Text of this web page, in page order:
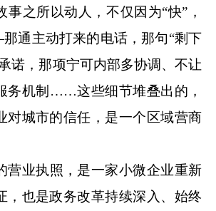
事之所以动人，不仅因为“快”，
通主动打来的电话，那句“剩下
诺，那项宁可内部多协调、不让
务机制 ……这些细节堆叠出的，
对城市的信任，是一个区域营商
营业执照，是一家小微企业重新
，也是政务改革持续深入、始终